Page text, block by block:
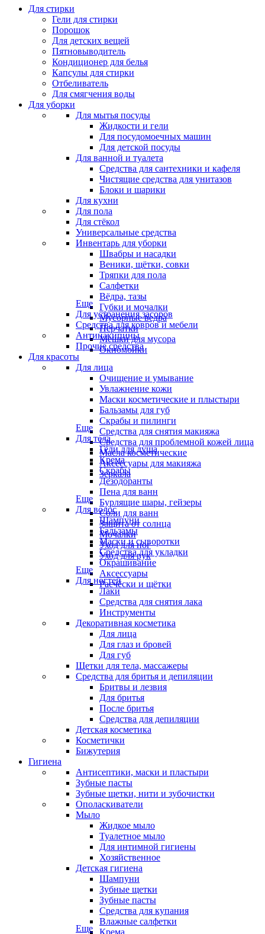
Для стирки
Гели для стирки
Порошок
Для детских вещей
Пятновыводитель
Кондиционер для белья
Капсулы для стирки
Отбеливатель
Для смягчения воды
Для уборки
Для мытья посуды
Жидкости и гели
Для посудомоечных машин
Для детской посуды
Для ванной и туалета
Средства для сантехники и кафеля
Чистящие средства для унитазов
Блоки и шарики
Для кухни
Для пола
Для стёкол
Универсальные средства
Инвентарь для уборки
Швабры и насадки
Веники, щётки, совки
Тряпки для пола
Салфетки
Вёдра, тазы
Губки и мочалки
Мусорные ведра
Перчатки
Мешки для мусора
Окномойки
Еще
Для устранения засоров
Средства для ковров и мебели
Антинакипины
Прочие средства
Для красоты
Для лица
Очищение и умывание
Увлажнение кожи
Маски косметические и плыстыри
Бальзамы для губ
Скрабы и пилинги
Средства для снятия макияжа
Средства для проблемной кожей лица
Масла косметические
Аксессуары для макияжа
Зеркала
Еще
Для тела
Гели для душа
Крема
Скрабы
Дезодоранты
Пена для ванн
Бурлящие шары, гейзеры
Соли для ванн
Защита от солнца
Мочалки
Уход для ног
Уход для рук
Еще
Для волос
Шампуни
Бальзамы
Маски и сыворотки
Средства для укладки
Окрашивание
Аксессуары
Расчёски и щётки
Еще
Для ногтей
Лаки
Средства для снятия лака
Инструменты
Декоративная косметика
Для лица
Для глаз и бровей
Для губ
Щетки для тела, массажеры
Средства для бритья и депиляции
Бритвы и лезвия
Для бритья
После бритья
Средства для депиляции
Детская косметика
Косметички
Бижутерия
Гигиена
Антисептики, маски и пластыри
Зубные пасты
Зубные щетки, нити и зубочистки
Ополаскиватели
Мыло
Жидкое мыло
Туалетное мыло
Для интимной гигиены
Хозяйственное
Детская гигиена
Шампуни
Зубные щетки
Зубные пасты
Средства для купания
Влажные салфетки
Крема
Еще